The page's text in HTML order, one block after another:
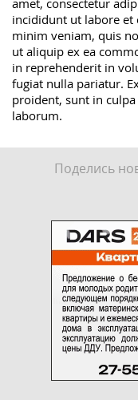
amet, consectetur
incididunt ut labore et
minim veniam, quis
ut aliquip ex ea
in reprehenderit in
fugiat nulla pariatur.
proident, sunt in
laborum.
Поделись